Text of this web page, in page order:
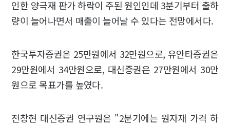
인한 양극재 판가 하락이 주된 원인인데 3분기부터 출하
량이 늘어나면서 매출이 늘어날 수 있다는 전망에서다.
한국투자증권은 25만원에서 32만원으로, 유안타증권은
29만원에서 34만원으로, 대신증권은 27만원에서 30만
원으로 목표가를 높였다.
전창현 대신증권 연구원은 "2분기에는 원자재 가격 하